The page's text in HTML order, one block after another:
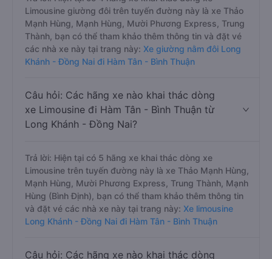
limousine phòng đôi không?
Trả lời: Hiện tại có 4 hãng xe khai thác dòng xe
Limousine giường đôi trên tuyến đường này là xe Thảo
Mạnh Hùng, Mạnh Hùng, Mười Phương Express, Trung
các nhà xe này tại trang này: Xe giường nằm đôi Long
Khánh - Đồng Nai đi Hàm Tân - Bình Thuận
xe Limousine đi Hàm Tân - Bình Thuận từ
Long Khánh - Đồng Nai?
Trả lời: Hiện tại có 5 hãng xe khai thác dòng xe
Limousine trên tuyến đường này là xe Thảo Mạnh Hùng,
Mạnh Hùng, Mười Phương Express, Trung Thành, Mạnh
và đặt vé các nhà xe này tại trang này:Xe limousine